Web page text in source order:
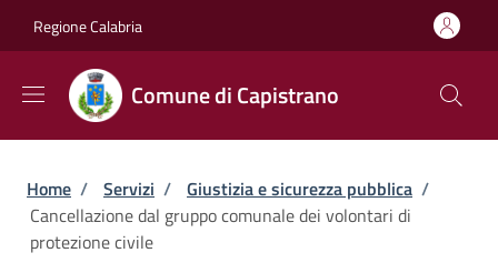
Regione Calabria
Comune di Capistrano
Briciole di pane
Home / Servizi / Giustizia e sicurezza pubblica /
Cancellazione dal gruppo comunale dei volontari di
protezione civile